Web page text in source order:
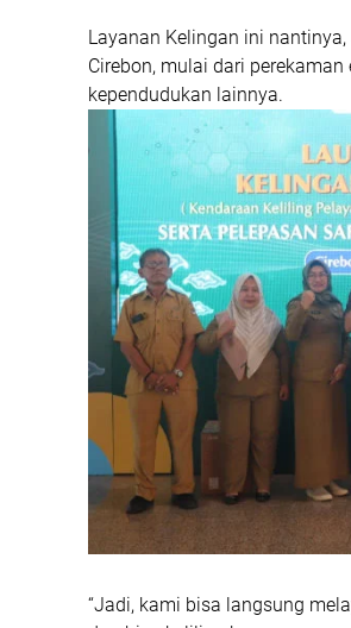
Layanan Kelingan ini
Cirebon, mulai dari
kependudukan lainnya.
“Jadi, kami bisa langsung